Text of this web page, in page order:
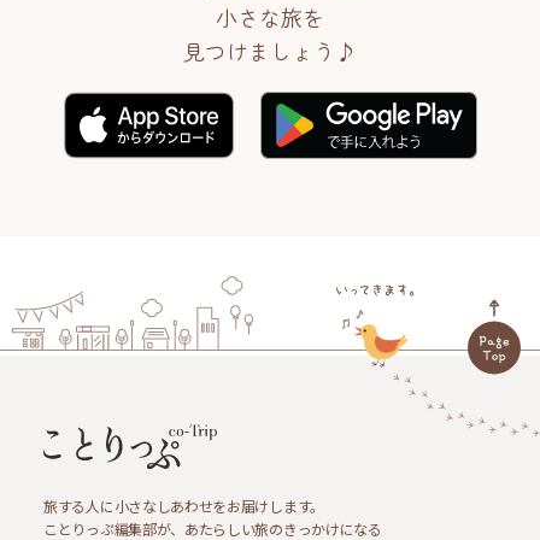
小さな旅を
見つけましょう♪
旅する人に小さなしあわせをお届けします。
ことりっぷ編集部が、あたらしい旅のきっかけになる